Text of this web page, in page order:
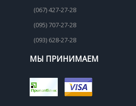
(067) 427-27-28
(095) 707-27-28
(093) 628-27-28
МЫ ПРИНИМАЕМ